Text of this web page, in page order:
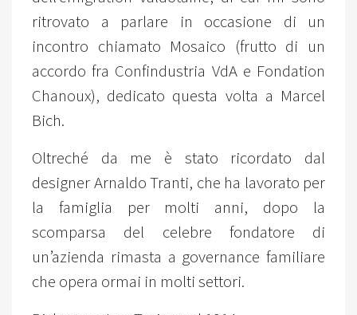
ritrovato a parlare in occasione di un
incontro chiamato Mosaico (frutto di un
accordo fra Confindustria VdA e Fondation
Chanoux), dedicato questa volta a Marcel
Bich.
Oltreché da me è stato ricordato dal
designer Arnaldo Tranti, che ha lavorato per
la famiglia per molti anni, dopo la
scomparsa del celebre fondatore di
un’azienda rimasta a governance familiare
che opera ormai in molti settori.